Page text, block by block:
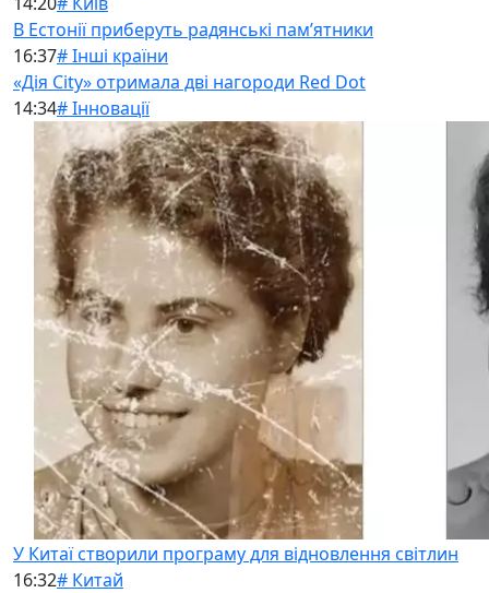
В Естонії приберуть радянські памʼятники
16:37# Інші країни
«Дія City» отримала дві нагороди Red Dot
14:34# Інновації
У Китаї створили програму для відновлення світлин
16:32# Китай